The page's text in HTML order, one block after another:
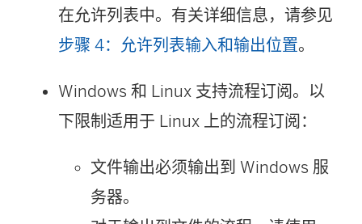
在允许列表中。有关详细信息，请参见
步骤 4：允许列表输入和输出位置。
Windows 和 Linux 支持流程订阅。以
下限制适用于 Linux 上的流程订阅：
文件输出必须输出到 Windows 服
务器。